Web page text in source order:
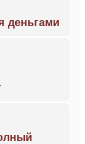
деньгами